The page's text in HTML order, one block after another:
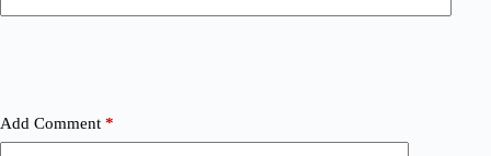
Add Comment *